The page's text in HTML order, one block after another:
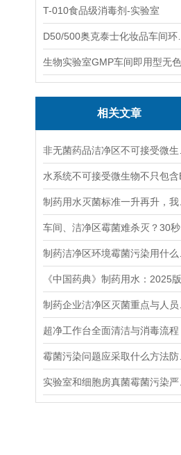
T-010食品级消毒剂-实验室
相关文章
超净工作台全面清洁与消毒流程